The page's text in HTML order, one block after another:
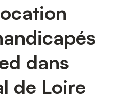
dans
de Loire